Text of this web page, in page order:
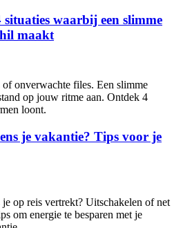
waarbij een slimme
maakt
onverwachte files. Een slimme
op jouw ritme aan. Ontdek 4
loont.
je vakantie? Tips voor je
op reis vertrekt? Uitschakelen of net
om energie te besparen met je